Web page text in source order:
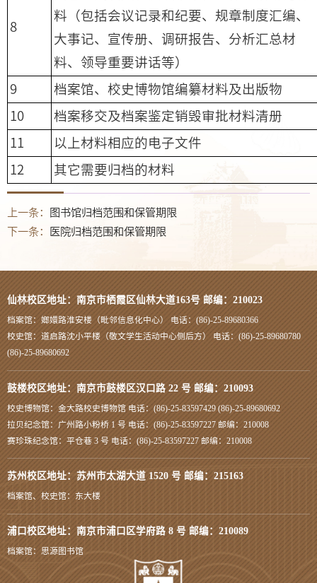
8
料（包括会议记录和纪要、规章制度汇编、
大事记、宣传册、调研报告、分析汇总材
料、领导重要讲话等）
9 档案馆、校史博物馆编纂材料及出版物
10 档案移交及档案鉴定销毁审批材料清册
11 以上材料相应的电子文件
12 其它需要归档的材料
上一条：
图书馆归档范围和保管期限
下一条：
医院归档范围和保管期限
仙林校区地址：南京市栖霞区仙林大道163号 邮编：210023
档案馆：嫏嬛路淮安楼（毗邻信息化中心） 电话：(86)-25-89680366
校史馆：道启路沈小平楼（敬文学生活动中心侧后方） 电话：(86)-25-89680780
(86)-25-89680692
鼓楼校区地址：南京市鼓楼区汉口路 22 号 邮编：210093
校史博物馆：金大路校史博物馆 电话：(86)-25-83597429 (86)-25-89680692
拉贝纪念馆：广州路小粉桥 1 号 电话：(86)-25-83597227 邮编：210008
赛珍珠纪念馆：平仓巷 3 号 电话：(86)-25-83597227 邮编：210008
苏州校区地址：苏州市太湖大道 1520 号 邮编：215163
档案馆、校史馆：东大楼
浦口校区地址：南京市浦口区学府路 8 号 邮编：210089
档案馆：思源图书馆